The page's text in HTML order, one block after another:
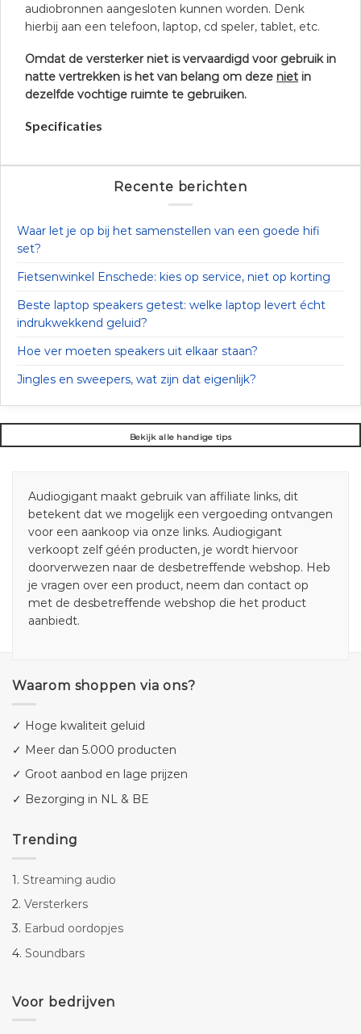
audiobronnen aangesloten kunnen worden. Denk
hierbij aan een telefoon, laptop, cd speler, tablet, etc.
Omdat de versterker niet is vervaardigd voor gebruik in
natte vertrekken is het van belang om deze niet in
dezelfde vochtige ruimte te gebruiken.
Specificaties
Recente berichten
Waar let je op bij het samenstellen van een goede hifi
set?
Fietsenwinkel Enschede: kies op service, niet op korting
Beste laptop speakers getest: welke laptop levert écht
indrukwekkend geluid?
Hoe ver moeten speakers uit elkaar staan?
Jingles en sweepers, wat zijn dat eigenlijk?
Bekijk alle handige tips
Audiogigant maakt gebruik van affiliate links, dit
betekent dat we mogelijk een vergoeding ontvangen
voor een aankoop via onze links. Audiogigant
verkoopt zelf géén producten, je wordt hiervoor
doorverwezen naar de desbetreffende webshop. Heb
je vragen over een product, neem dan contact op
met de desbetreffende webshop die het product
aanbiedt.
Waarom shoppen via ons?
✓ Hoge kwaliteit geluid
✓ Meer dan 5.000 producten
✓ Groot aanbod en lage prijzen
✓ Bezorging in NL & BE
Trending
1. Streaming audio
2. Versterkers
3. Earbud oordopjes
4. Soundbars
Voor bedrijven